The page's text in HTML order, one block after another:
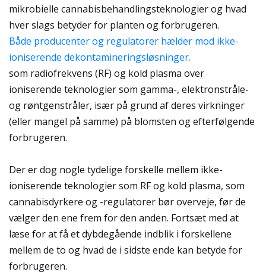
mikrobielle cannabisbehandlingsteknologier og hvad
hver slags betyder for planten og forbrugeren.
Både producenter og regulatorer hælder mod ikke-
ioniserende dekontamineringsløsninger.
som radiofrekvens (RF) og kold plasma over
ioniserende teknologier som gamma-, elektronstråle-
og røntgenstråler, især på grund af deres virkninger
(eller mangel på samme) på blomsten og efterfølgende
forbrugeren.
Der er dog nogle tydelige forskelle mellem ikke-
ioniserende teknologier som RF og kold plasma, som
cannabisdyrkere og -regulatorer bør overveje, før de
vælger den ene frem for den anden. Fortsæt med at
læse for at få et dybdegående indblik i forskellene
mellem de to og hvad de i sidste ende kan betyde for
forbrugeren.